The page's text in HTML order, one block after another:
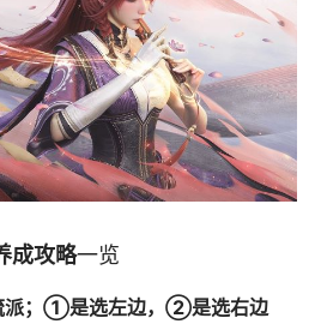
成攻略一览
派；①是选左边，②是选右边